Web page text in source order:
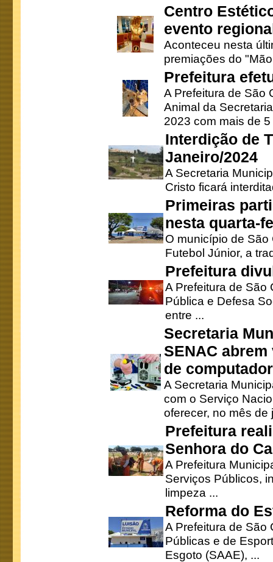
Centro
evento
Aconteceu nesta
premiações do
Prefeitura
A Prefeitura de São
Animal da
2023 com mais de 5
Interdição de
Janeiro/2024
A Secretaria
Cristo ficará
Primeiras
nesta quarta-
O município de
Futebol Júnior, a
Prefeitura
A Prefeitura de São
Pública e Defesa
entre ...
Secretaria
SENAC
de
A Secretaria
com o Serviço
oferecer, no mês de
Prefeitura
Senhora do
A Prefeitura
Serviços Públicos,
limpeza ...
Reforma do
A Prefeitura de São
Públicas e de
Esgoto (SAAE), ...